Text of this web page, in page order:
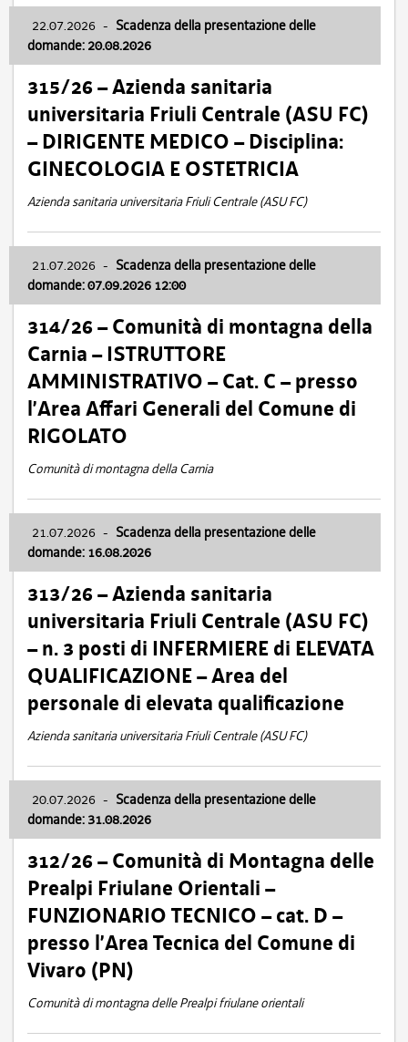
22.07.2026 - Scadenza della presentazione delle
domande: 20.08.2026
315/26 – Azienda sanitaria
universitaria Friuli Centrale (ASU FC)
– DIRIGENTE MEDICO – Disciplina:
GINECOLOGIA E OSTETRICIA
Azienda sanitaria universitaria Friuli Centrale (ASU FC)
21.07.2026 - Scadenza della presentazione delle
domande: 07.09.2026 12:00
314/26 – Comunità di montagna della
Carnia – ISTRUTTORE
AMMINISTRATIVO – Cat. C – presso
l’Area Affari Generali del Comune di
RIGOLATO
Comunità di montagna della Carnia
21.07.2026 - Scadenza della presentazione delle
domande: 16.08.2026
313/26 – Azienda sanitaria
universitaria Friuli Centrale (ASU FC)
– n. 3 posti di INFERMIERE di ELEVATA
QUALIFICAZIONE – Area del
personale di elevata qualificazione
Azienda sanitaria universitaria Friuli Centrale (ASU FC)
20.07.2026 - Scadenza della presentazione delle
domande: 31.08.2026
312/26 – Comunità di Montagna delle
Prealpi Friulane Orientali –
FUNZIONARIO TECNICO – cat. D –
presso l’Area Tecnica del Comune di
Vivaro (PN)
Comunità di montagna delle Prealpi friulane orientali